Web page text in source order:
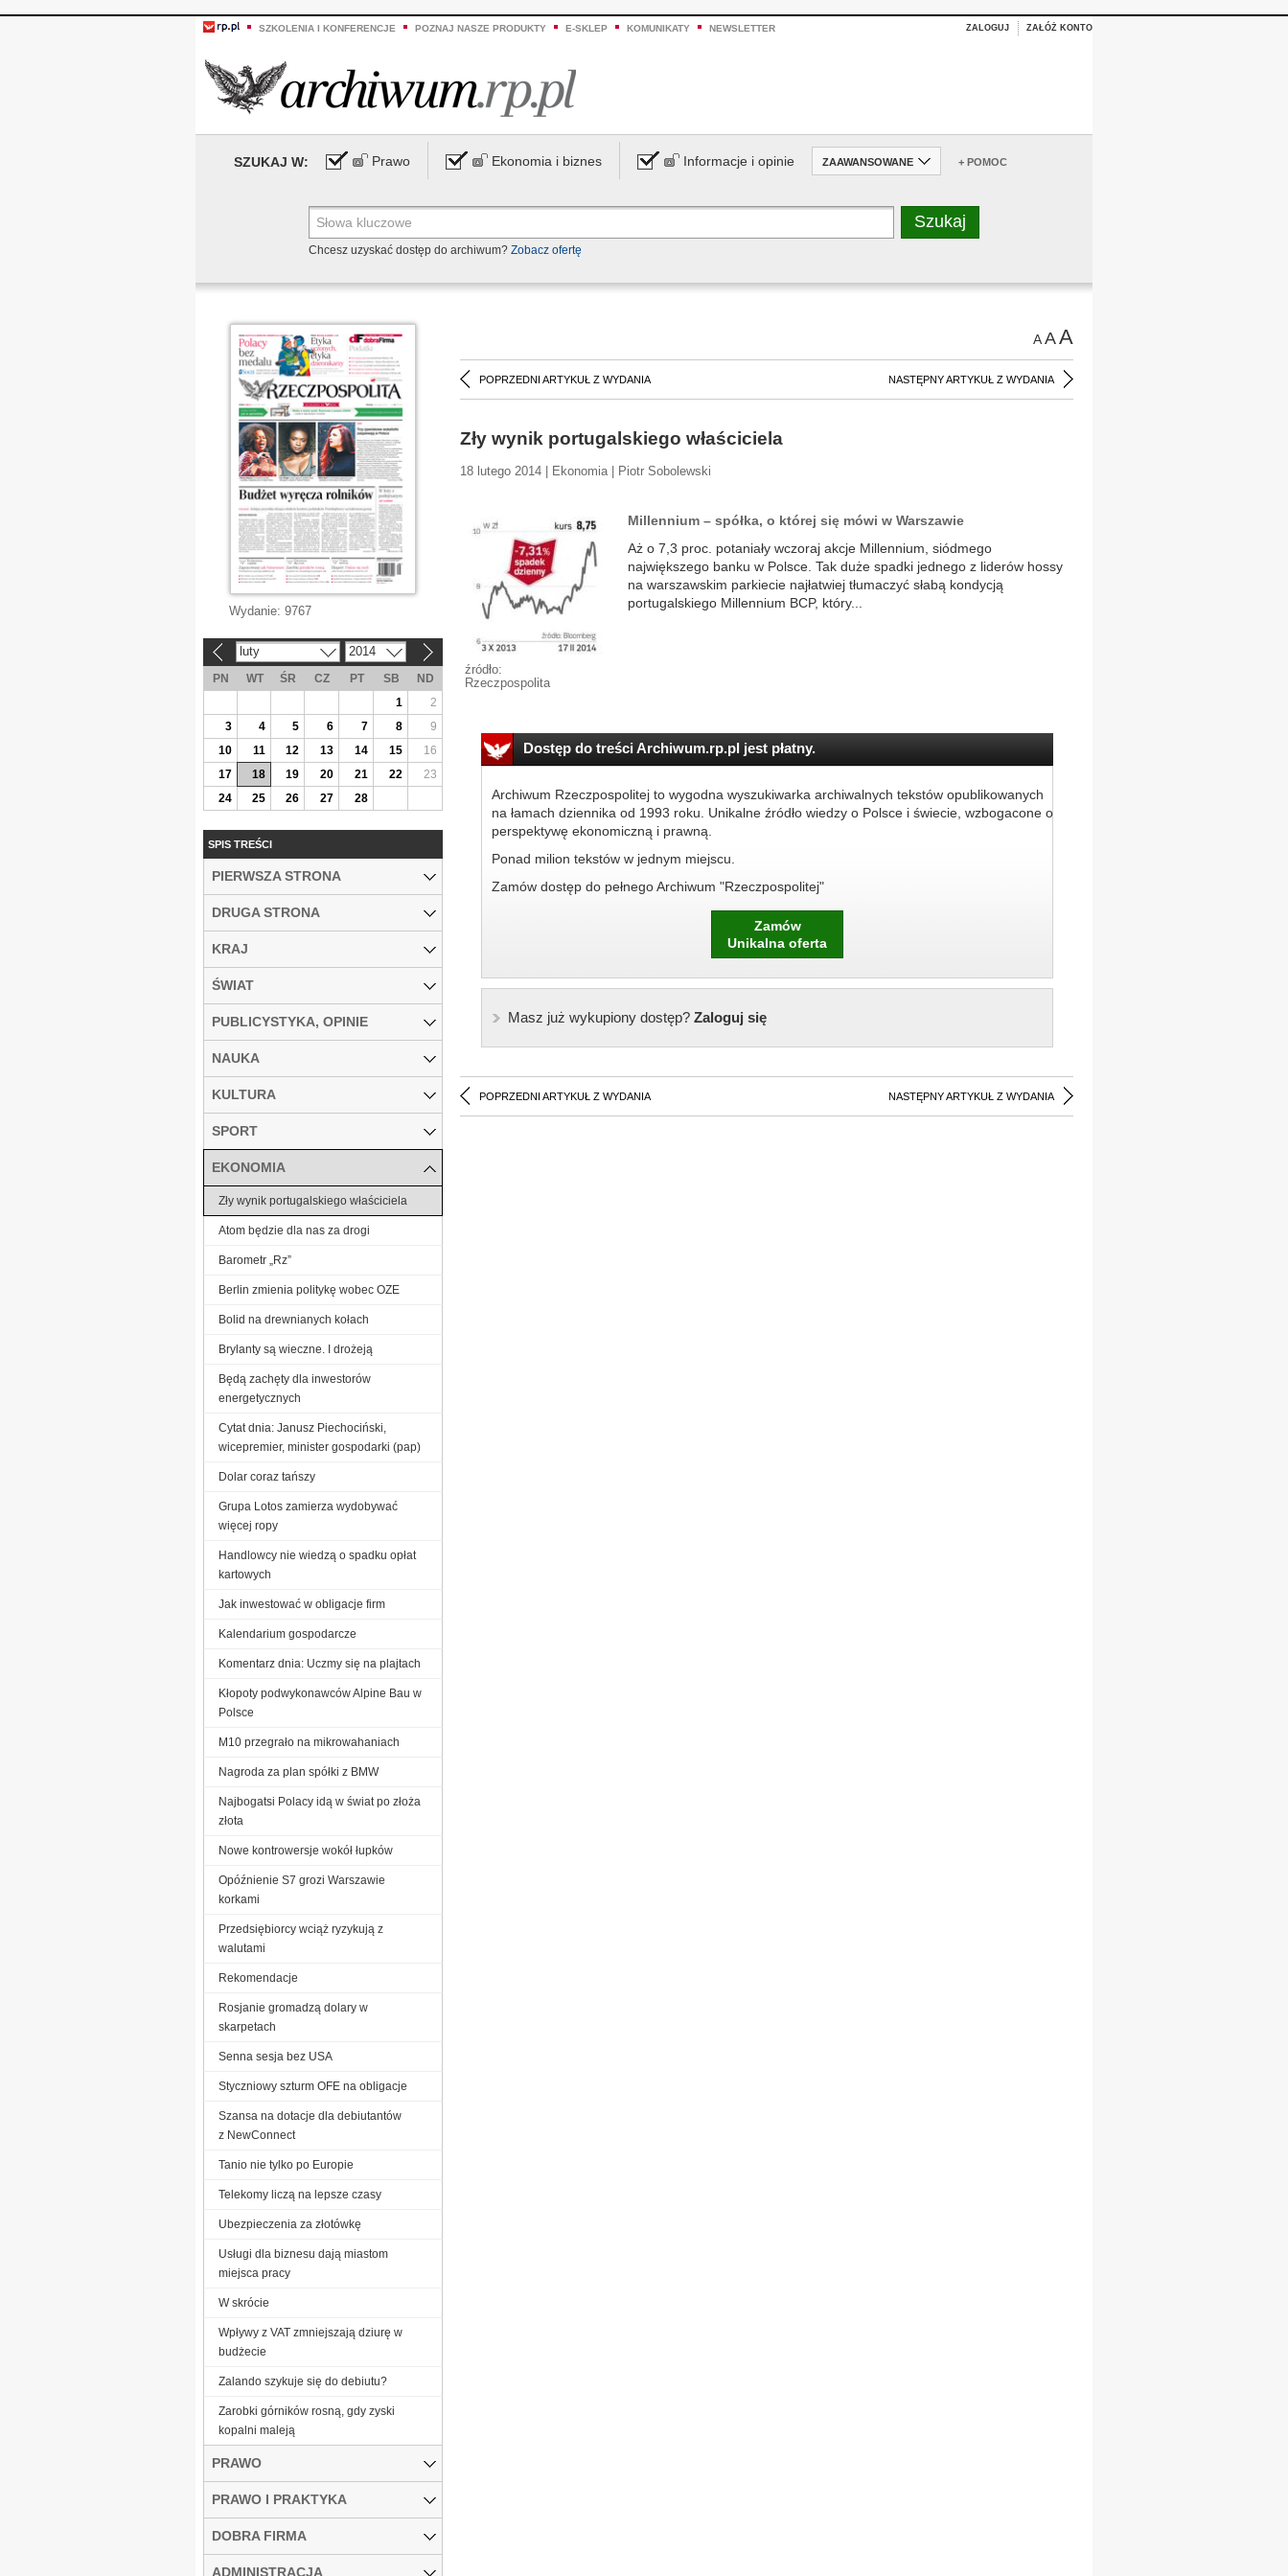
SZKOLENIA I KONFERENCJE POZNAJ NASZE PRODUKTY E-SKLEP KOMUNIKATY NEWSLETTER ZALOGUJ ZAŁÓŻ KONTO
SZUKAJ W: Prawo Ekonomia i biznes Informacje i opinie ZAAWANSOWANE + POMOC
Chcesz uzyskać dostęp do archiwum? Zobacz ofertę
AAA
POPRZEDNI ARTYKUŁ Z WYDANIA NASTĘPNY ARTYKUŁ Z WYDANIA
Zły wynik portugalskiego właściciela
18 lutego 2014 | Ekonomia | Piotr Sobolewski
źródło:
Rzeczpospolita
Millennium – spółka, o której się mówi w Warszawie
Aż o 7,3 proc. potaniały wczoraj akcje Millennium, siódmego
największego banku w Polsce. Tak duże spadki jednego z liderów hossy
na warszawskim parkiecie najłatwiej tłumaczyć słabą kondycją
portugalskiego Millennium BCP, który...
Dostęp do treści Archiwum.rp.pl jest płatny.
Archiwum Rzeczpospolitej to wygodna wyszukiwarka archiwalnych tekstów opublikowanych
na łamach dziennika od 1993 roku. Unikalne źródło wiedzy o Polsce i świecie, wzbogacone o
perspektywę ekonomiczną i prawną.
Ponad milion tekstów w jednym miejscu.
Zamów dostęp do pełnego Archiwum "Rzeczpospolitej"
Zamów
Unikalna oferta
Masz już wykupiony dostęp?Zaloguj się
POPRZEDNI ARTYKUŁ Z WYDANIA NASTĘPNY ARTYKUŁ Z WYDANIA
Wydanie: 9767
luty 2014
PN WT ŚR CZ PT SB
ND
1
2
3
4 5 6 7 8
9
10
11 12 13 14 15
16
17
18 19 20 21 22
23
24
25 26 27 28
SPIS TREŚCI
PIERWSZA STRONA
DRUGA STRONA
KRAJ
ŚWIAT
PUBLICYSTYKA, OPINIE
NAUKA
KULTURA
SPORT
EKONOMIA
Zły wynik portugalskiego właściciela
Atom będzie dla nas za drogi
Barometr „Rz”
Berlin zmienia politykę wobec OZE
Bolid na drewnianych kołach
Brylanty są wieczne. I drożeją
Będą zachęty dla inwestorów
energetycznych
Cytat dnia: Janusz Piechociński,
wicepremier, minister gospodarki (pap)
Dolar coraz tańszy
Grupa Lotos zamierza wydobywać
więcej ropy
Handlowcy nie wiedzą o spadku opłat
kartowych
Jak inwestować w obligacje firm
Kalendarium gospodarcze
Komentarz dnia: Uczmy się na plajtach
Kłopoty podwykonawców Alpine Bau w
Polsce
M10 przegrało na mikrowahaniach
Nagroda za plan spółki z BMW
Najbogatsi Polacy idą w świat po złoża
złota
Nowe kontrowersje wokół łupków
Opóźnienie S7 grozi Warszawie
korkami
Przedsiębiorcy wciąż ryzykują z
walutami
Rekomendacje
Rosjanie gromadzą dolary w
skarpetach
Senna sesja bez USA
Styczniowy szturm OFE na obligacje
Szansa na dotacje dla debiutantów
z NewConnect
Tanio nie tylko po Europie
Telekomy liczą na lepsze czasy
Ubezpieczenia za złotówkę
Usługi dla biznesu dają miastom
miejsca pracy
W skrócie
Wpływy z VAT zmniejszają dziurę w
budżecie
Zalando szykuje się do debiutu?
Zarobki górników rosną, gdy zyski
kopalni maleją
PRAWO
PRAWO I PRAKTYKA
DOBRA FIRMA
ADMINISTRACJA